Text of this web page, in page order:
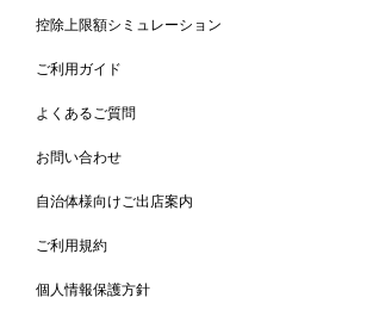
控除上限額シミュレーション
ご利用ガイド
よくあるご質問
お問い合わせ
自治体様向けご出店案内
ご利用規約
個人情報保護方針